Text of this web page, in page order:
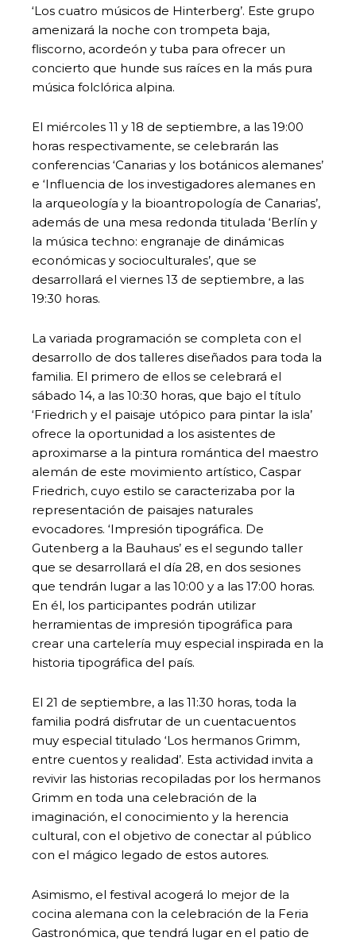
‘Los cuatro músicos de Hinterberg’. Este grupo
amenizará la noche con trompeta baja,
fliscorno, acordeón y tuba para ofrecer un
concierto que hunde sus raíces en la más pura
música folclórica alpina.
El miércoles 11 y 18 de septiembre, a las 19:00
horas respectivamente, se celebrarán las
conferencias ‘Canarias y los botánicos alemanes’
e ‘Influencia de los investigadores alemanes en
la arqueología y la bioantropología de Canarias’,
además de una mesa redonda titulada ‘Berlín y
la música techno: engranaje de dinámicas
económicas y socioculturales’, que se
desarrollará el viernes 13 de septiembre, a las
19:30 horas.
La variada programación se completa con el
desarrollo de dos talleres diseñados para toda la
familia. El primero de ellos se celebrará el
sábado 14, a las 10:30 horas, que bajo el título
‘Friedrich y el paisaje utópico para pintar la isla’
ofrece la oportunidad a los asistentes de
aproximarse a la pintura romántica del maestro
alemán de este movimiento artístico, Caspar
Friedrich, cuyo estilo se caracterizaba por la
representación de paisajes naturales
evocadores. ‘Impresión tipográfica. De
Gutenberg a la Bauhaus’ es el segundo taller
que se desarrollará el día 28, en dos sesiones
que tendrán lugar a las 10:00 y a las 17:00 horas.
En él, los participantes podrán utilizar
herramientas de impresión tipográfica para
crear una cartelería muy especial inspirada en la
historia tipográfica del país.
El 21 de septiembre, a las 11:30 horas, toda la
familia podrá disfrutar de un cuentacuentos
muy especial titulado ‘Los hermanos Grimm,
entre cuentos y realidad’. Esta actividad invita a
revivir las historias recopiladas por los hermanos
Grimm en toda una celebración de la
imaginación, el conocimiento y la herencia
cultural, con el objetivo de conectar al público
con el mágico legado de estos autores.
Asimismo, el festival acogerá lo mejor de la
cocina alemana con la celebración de la Feria
Gastronómica, que tendrá lugar en el patio de